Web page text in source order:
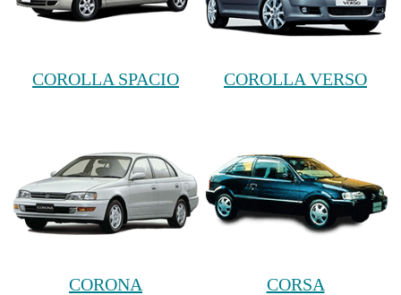
COROLLA SPACIO COROLLA VERSO
CORONA CORSA